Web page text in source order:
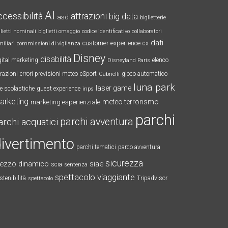
AI asd attrazioni big data biglietterie
nominali biglietti omaggio codice identificativo collaboratori
commissioni di vigilanza customer experience cx dati
marketing disabilità Disney Disneyland Paris elenco
errori previsioni meteo eSport Gabrielli gioco automatico
scolastiche guest experience inps laser game luna park
marketing esperienziale meteo terrorismo
acquatici parchi avventura parchi
parchi tematici parco avventura
dinamico scia sentenza siae sicurezza
spettacolo spettacolo viaggiante Tripadvisor